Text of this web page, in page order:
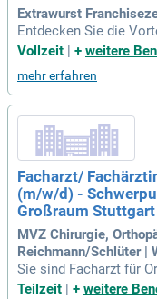
Extrawurst
Entdecken Sie die
ie sich ein zweites
he Prozesse, die
ulungstools für Sie
ernehmerischen
en Tag an mit
Support.
olg vor, einschließlich
ung. Profitieren Sie
Beratung, während
Vollzeit | + weitere
mehr erfahren
Facharzt/
(m/w/d) -
Großraum Stuttgart
MVZ Chirurgie,
Reichmann/Schlüter |
Sie sind Facharzt für
mit einem
Teilzeit
+ weitere